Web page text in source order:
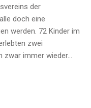
der
doch eine
werden. 72 Kinder im
zwei
zwar immer wieder…